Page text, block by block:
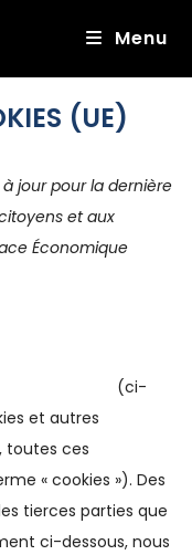
Menu
(UE)
jour pour la dernière
et aux
Économique
(ci-
et autres
toutes ces
« cookies »). Des
tierces parties que
ci-dessous, nous